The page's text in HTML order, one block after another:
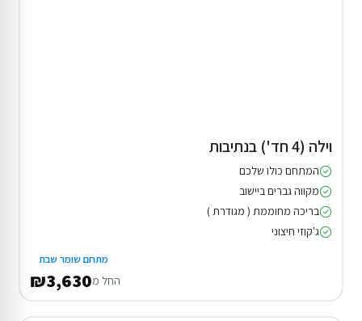
וילה (4 חד') בנתיבות
המתחם כולו שלכם
מקווה גברים ביישוב
בריכה מחוממת ( מגודרת )
ג'קוזי חיצוני
מתחם שומר שבת
החל מ₪3,630